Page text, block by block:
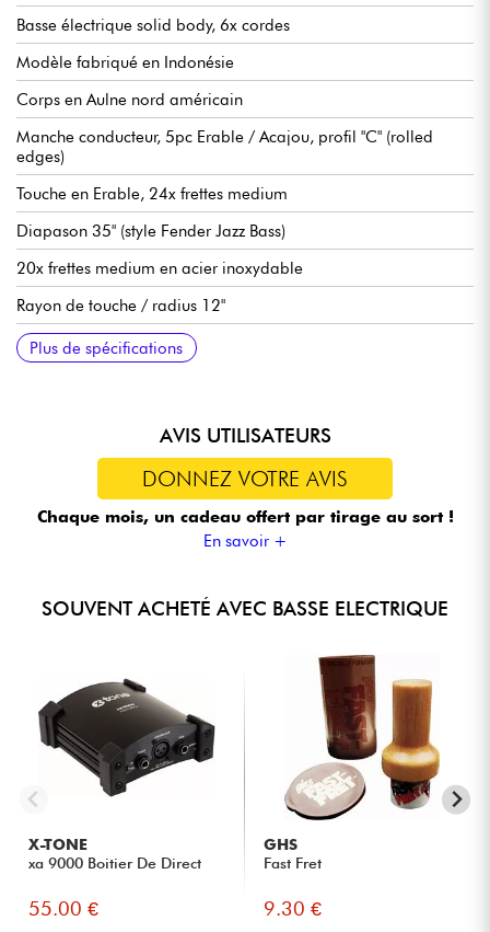
Basse électrique solid body, 6x cordes
Modèle fabriqué en Indonésie
Corps en Aulne nord américain
Manche conducteur, 5pc Erable / Acajou, profil "C" (rolled
edges)
Touche en Erable, 24x frettes medium
Diapason 35" (style Fender Jazz Bass)
20x frettes medium en acier inoxydable
Rayon de touche / radius 12"
Largeur manche 1e frette 54 mm
Micros Marcus Custom-H Revolution Set
Electronique Sire Marcus Heritage-3, débrayable
active/passive (18v via 2x piles 9v)
Volume
Tone
Blender
Treble
Middle / Frequency (potentiomètre concentrique)
Bass
Mini sélecteur (pour commutation actif / passif)
Chevalet Sire Marcus Miller Marcus Heavymass Custom
Mécaniques Sire Premium Diecasting Gear
Sillet en os
Finition corps brillant
Finition manche satin
Vendue avec étui rigide Sire
Plus de spécifications
AVIS UTILISATEURS
DONNEZ VOTRE AVIS
Chaque mois, un cadeau offert par tirage au sort !
En savoir +
SOUVENT ACHETÉ AVEC BASSE ELECTRIQUE
X-TONE
xa 9000 Boitier De Direct
55.00 €
GHS
Fast Fret
9.30 €